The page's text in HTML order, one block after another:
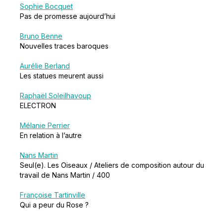
Sophie Bocquet
Pas de promesse aujourd’hui
Bruno Benne
Nouvelles traces baroques
Aurélie Berland
Les statues meurent aussi
Raphaël Soleilhavoup
ELECTRON
Mélanie Perrier
En relation à l’autre
Nans Martin
Seul(e). Les Oiseaux / Ateliers de composition autour du
travail de Nans Martin / 400
Françoise Tartinville
Qui a peur du Rose ?